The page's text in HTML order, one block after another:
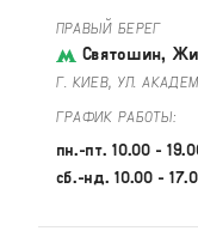
ПРАВЫЙ БЕРЕГ
Святошин,
Г. КИЕВ, УЛ.
ГРАФИК РАБОТЫ:
пн.-пт. 10.00 -
сб.-нд. 10.00 -